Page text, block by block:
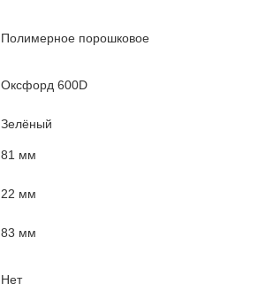
Полимерное порошковое
Оксфорд 600D
Зелёный
81 мм
22 мм
83 мм
Нет